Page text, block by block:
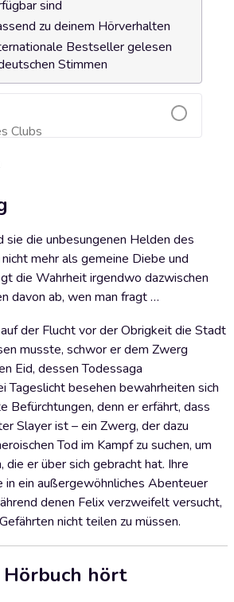
sind
zu deinem Hörverhalten
Bestseller gelesen
Stimmen
Clubs
Warenkorb hinzufügen
sie die unbesungenen Helden des
mehr als gemeine Diebe und
die Wahrheit irgendwo dazwischen
davon ab, wen man fragt …
der Flucht vor der Obrigkeit die Stadt
musste, schwor er dem Zwerg
Eid, dessen Todessaga
Tageslicht besehen bewahrheiten sich
Befürchtungen, denn er erfährt, dass
Slayer ist – ein Zwerg, der dazu
Tod im Kampf zu suchen, um
die er über sich gebracht hat. Ihre
in ein außergewöhnliches Abenteuer
denen Felix verzweifelt versucht,
nicht teilen zu müssen.
hört